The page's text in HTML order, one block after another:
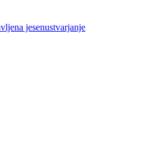
jesenustvarjanje